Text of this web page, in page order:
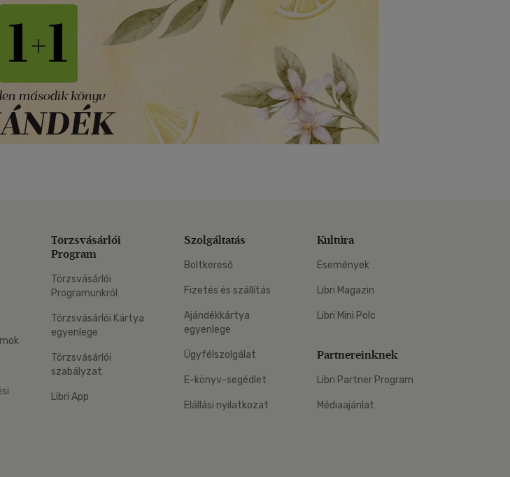
Törzsvásárlói
Program
Törzsvásárlói
Programunkról
Törzsvásárlói Kártya
egyenlege
Törzsvásárlói
szabályzat
Libri App
Szolgáltatás
Boltkereső
Fizetés és szállítás
Ajándékkártya
egyenlege
Ügyfélszolgálat
E-könyv-segédlet
Elállási nyilatkozat
Kultúra
Események
Libri Magazin
Libri Mini Polc
Partnereinknek
Libri Partner Program
Médiaajánlat